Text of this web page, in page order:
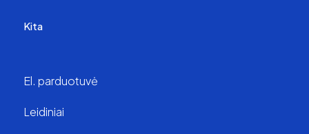
Kita
El. parduotuvė
Leidiniai